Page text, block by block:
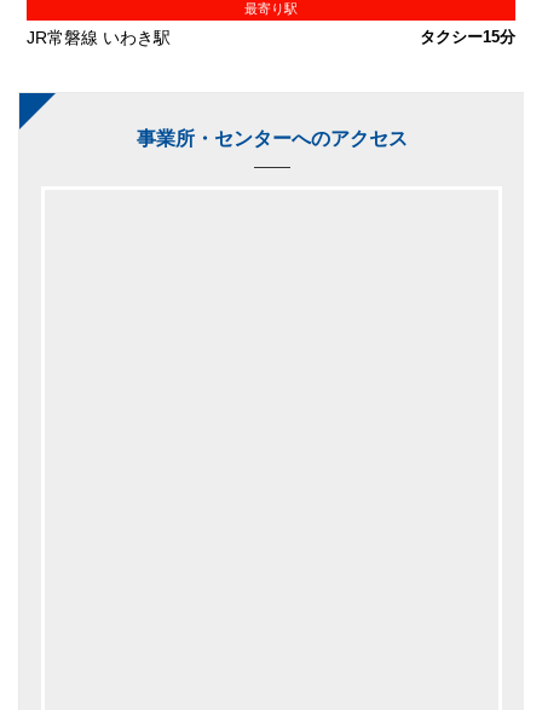
最寄り駅
JR常磐線 いわき駅 タクシー15分
事業所・センターへのアクセス